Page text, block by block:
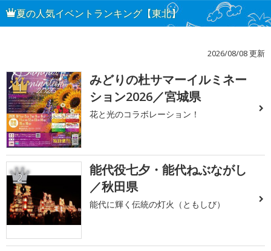
夏の人気イベントランキング【東北】
2026/08/08 更新
1
みどりの杜サマーイルミネー
ション2026／宮城県
花と光のコラボレーション！
2
能代役七夕・能代ねぶながし
／秋田県
能代に輝く伝統の灯火（ともしび）